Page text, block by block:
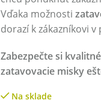
Vďaka možnosti
dorazí k zákazníkovi
Zabezpečte si
zatavovacie misky
Na sklade